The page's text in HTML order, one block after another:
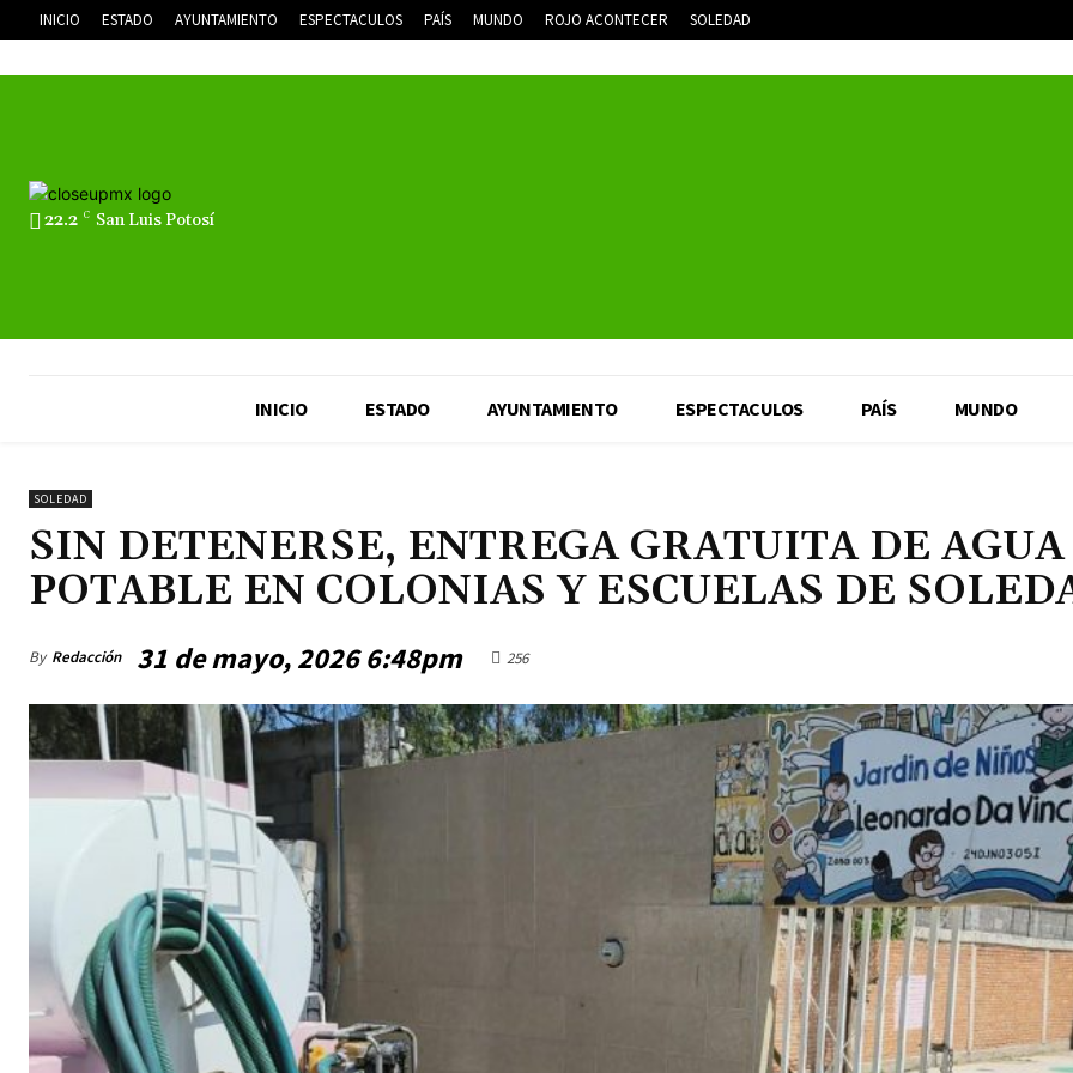
INICIO ESTADO AYUNTAMIENTO ESPECTACULOS PAÍS MUNDO ROJO ACONTECER SOLEDAD
22.2 C San Luis Potosí
INICIO ESTADO AYUNTAMIENTO ESPECTACULOS PAÍS MUNDO
SOLEDAD
SIN DETENERSE, ENTREGA GRATUITA DE AGUA
POTABLE EN COLONIAS Y ESCUELAS DE
By Redacción 31 de mayo, 2026 6:48pm 256